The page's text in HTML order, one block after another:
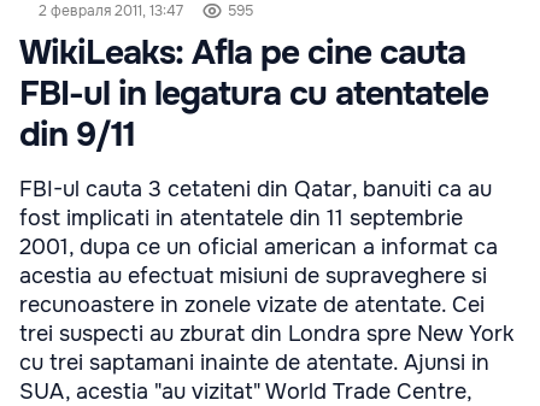
2 февраля 2011, 13:47 595
WikiLeaks: Afla pe cine cauta
FBI-ul in legatura cu atentatele
din 9/11
FBI-ul cauta 3 cetateni din Qatar, banuiti ca au
fost implicati in atentatele din 11 septembrie
2001, dupa ce un oficial american a informat ca
acestia au efectuat misiuni de supraveghere si
recunoastere in zonele vizate de atentate. Cei
trei suspecti au zburat din Londra spre New York
cu trei saptamani inainte de atentate. Ajunsi in
SUA, acestia "au vizitat" World Trade Centre,